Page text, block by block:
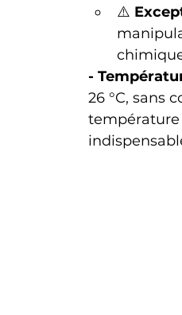
⚠️
-
26 °C, sans
température